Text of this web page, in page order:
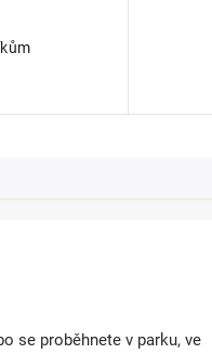
se proběhnete v parku, ve